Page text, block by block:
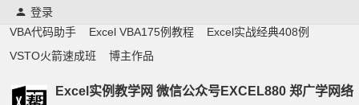
登录
VBA代码助手
Excel VBA175例教程
Excel实战经典408例
VSTO火箭速成班
博主作品
Excel实例教学网 微信公众号EXCEL880 郑广学网络